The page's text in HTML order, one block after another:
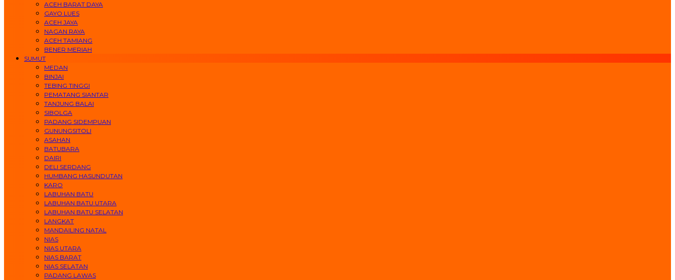
ACEH BARAT DAYA
GAYO LUES
ACEH JAYA
NAGAN RAYA
ACEH TAMIANG
BENER MERIAH
SUMUT
MEDAN
BINJAI
TEBING TINGGI
PEMATANG SIANTAR
TANJUNG BALAI
SIBOLGA
PADANG SIDEMPUAN
GUNUNGSITOLI
ASAHAN
BATUBARA
DAIRI
DELI SERDANG
HUMBANG HASUNDUTAN
KARO
LABUHAN BATU
LABUHAN BATU UTARA
LABUHAN BATU SELATAN
LANGKAT
MANDAILING NATAL
NIAS
NIAS UTARA
NIAS BARAT
NIAS SELATAN
PADANG LAWAS